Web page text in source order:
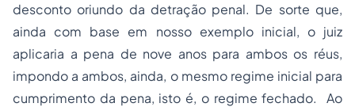
desconto oriundo da detração penal. De sorte que,
ainda com base em nosso exemplo inicial, o juiz
aplicaria a pena de nove anos para ambos os réus,
impondo a ambos, ainda, o mesmo regime inicial para
cumprimento da pena, isto é, o regime fechado. Ao